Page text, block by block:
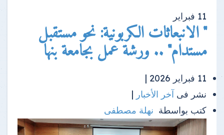
11 فبراير
" الانبعاثات الكربونية: نحو مستقبل
مستدام" .. ورشة عمل بجامعة بنها
11 فبراير 2026 |
نشر فى آخر الأخبار |
كتب بواسطة نهلة مصطفى